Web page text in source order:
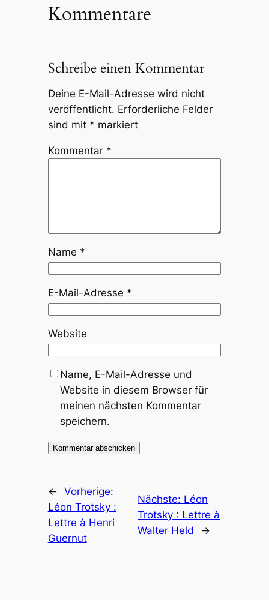
Kommentare
Schreibe einen Kommentar
Deine E-Mail-Adresse wird nicht
veröffentlicht. Erforderliche Felder
sind mit * markiert
Kommentar *
Name *
E-Mail-Adresse *
Website
Name, E-Mail-Adresse und
Website in diesem Browser für
meinen nächsten Kommentar
speichern.
← Vorherige:
Léon Trotsky :
Lettre à Henri
Guernut
Nächste: Léon
Trotsky : Lettre à
Walter Held
→